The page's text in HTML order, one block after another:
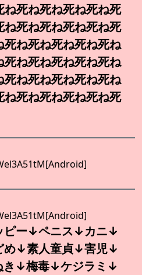
死ね死ね死ね死ね死
死ね死ね死ね死ね死
ね死ね死ね死ね死ね
ね死ね死ね死ね死ね
ね死ね死ね死ね死ね
死ね死ね死ね死ね死
ピー↓ペニス↓カニ↓
め↓素人童貞↓害児↓
き↓梅毒↓ケジラミ↓